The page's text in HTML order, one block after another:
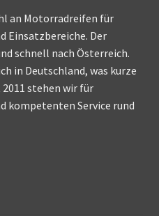
an Motorradreifen für
Einsatzbereiche. Der
schnell nach Österreich.
in Deutschland, was kurze
stehen wir für
kompetenten Service rund